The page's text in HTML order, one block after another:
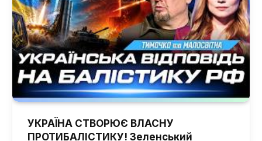
УКРАЇНА СТВОРЮЄ ВЛАСНУ
ПРОТИБАЛІСТИКУ! Зеленський